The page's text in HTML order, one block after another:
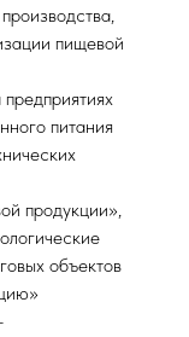
пищевой
питания
продукции»,
объектов